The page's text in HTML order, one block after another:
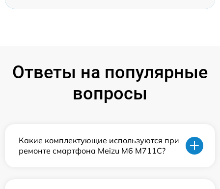
Ответы на популярные
вопросы
Какие комплектующие используются при
ремонте смартфона Meizu M6 M711C?